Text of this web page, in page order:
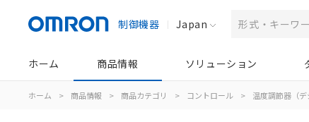
制御機器 Japan
ホーム 商品情報 ソリューション
ホーム > 商品情報 > 商品カテゴリ > コントロール > 温度調節器（デ